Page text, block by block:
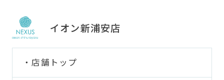
イオン新浦安店
店舗トップ